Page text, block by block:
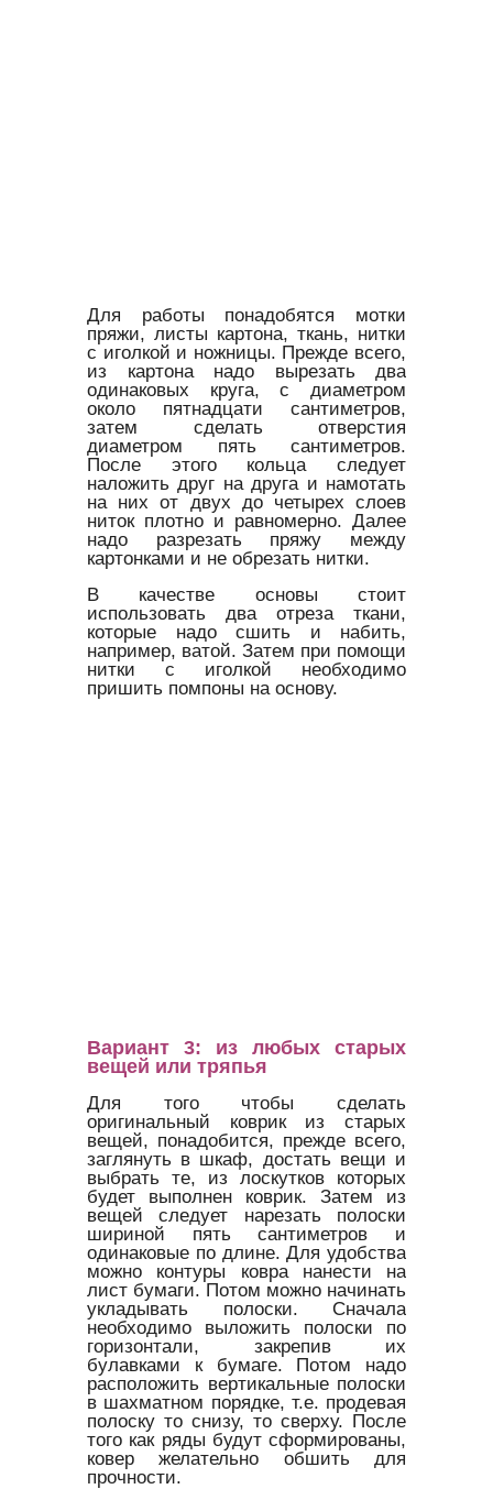
Для работы понадобятся мотки
пряжи, листы картона, ткань, нитки
с иголкой и ножницы. Прежде всего,
из картона надо вырезать два
одинаковых круга, с диаметром
около пятнадцати сантиметров,
затем сделать отверстия
диаметром пять сантиметров.
После этого кольца следует
наложить друг на друга и намотать
на них от двух до четырех слоев
ниток плотно и равномерно. Далее
надо разрезать пряжу между
картонками и не обрезать нитки.
В качестве основы стоит
использовать два отреза ткани,
которые надо сшить и набить,
например, ватой. Затем при помощи
нитки с иголкой необходимо
пришить помпоны на основу.
Вариант 3: из любых старых
вещей или тряпья
Для того чтобы сделать
оригинальный коврик из старых
вещей, понадобится, прежде всего,
заглянуть в шкаф, достать вещи и
выбрать те, из лоскутков которых
будет выполнен коврик. Затем из
вещей следует нарезать полоски
шириной пять сантиметров и
одинаковые по длине. Для удобства
можно контуры ковра нанести на
лист бумаги. Потом можно начинать
укладывать полоски. Сначала
необходимо выложить полоски по
горизонтали, закрепив их
булавками к бумаге. Потом надо
расположить вертикальные полоски
в шахматном порядке, т.е. продевая
полоску то снизу, то сверху. После
того как ряды будут сформированы,
ковер желательно обшить для
прочности.